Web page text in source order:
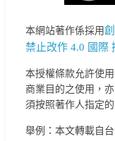
本網站著作係採用
禁止改作 4.0 國際
本授權條款允許使
商業目的之使用，
須按照著作人指定
舉例：本文轉載自